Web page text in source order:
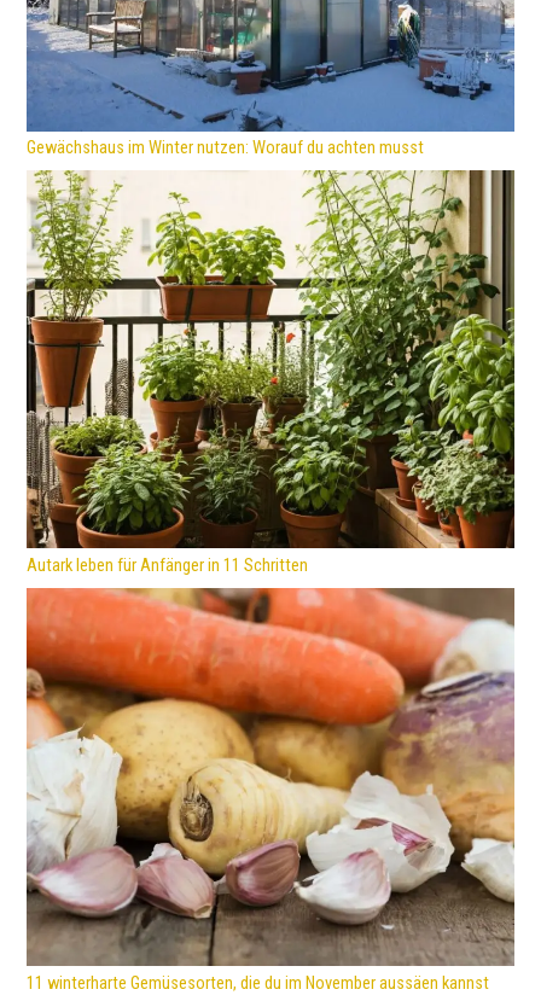
Gewächshaus im Winter nutzen: Worauf du achten musst
Autark leben für Anfänger in 11 Schritten
11 winterharte Gemüsesorten, die du im November aussäen kannst